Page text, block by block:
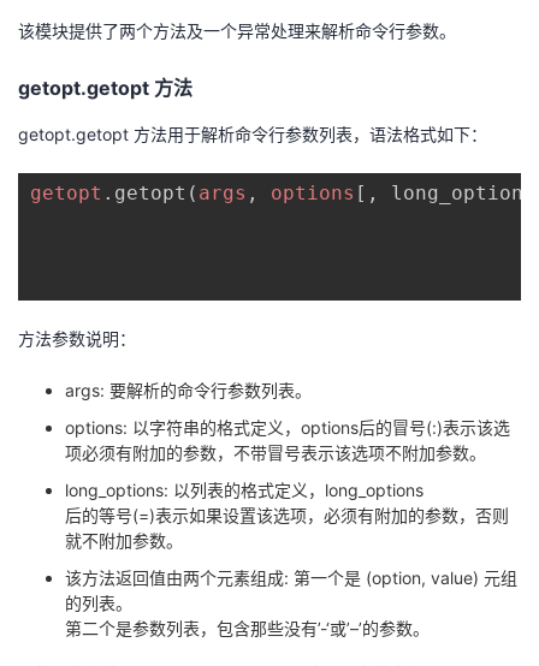
该模块提供了两个方法及一个异常处理来解析命令行参数。
getopt.getopt 方法
getopt.getopt 方法用于解析命令行参数列表，语法格式如下：
getopt .getopt ( args , options [,
方法参数说明：
args: 要解析的命令行参数列表。
options: 以字符串的格式定义，options后的冒号(:)表示该选
项必须有附加的参数，不带冒号表示该选项不附加参数。
long_options: 以列表的格式定义，long_options
后的等号(=)表示如果设置该选项，必须有附加的参数，否则
就不附加参数。
该方法返回值由两个元素组成: 第一个是 (option, value) 元组
的列表。
第二个是参数列表，包含那些没有’-‘或’–’的参数。